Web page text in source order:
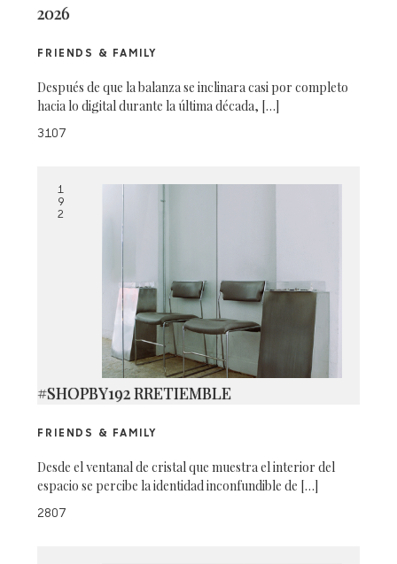
2026
FRIENDS & FAMILY
Después de que la balanza se inclinara casi por completo
hacia lo digital durante la última década, […]
3107
1
9
2
#SHOPBY192 RRETIEMBLE
FRIENDS & FAMILY
Desde el ventanal de cristal que muestra el interior del
espacio se percibe la identidad inconfundible de […]
2807